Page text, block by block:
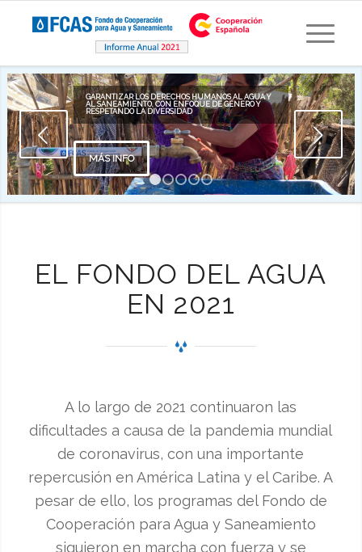
GARANTIZAR LOS DERECHOS HUMANOS AL AGUA Y
AL SANEAMIENTO, CON ENFOQUE DE GÉNERO Y
RESPETANDO LA DIVERSIDAD
MÁS INFO
Posterior
1 2 3 4 5
EL FONDO DEL AGUA
EN 2021
A lo largo de 2021 continuaron las
dificultades a causa de la pandemia mundial
de coronavirus, con una importante
repercusión en América Latina y el Caribe. A
pesar de ello, los programas del Fondo de
Cooperación para Agua y Saneamiento
siguieron en marcha con fuerza y se